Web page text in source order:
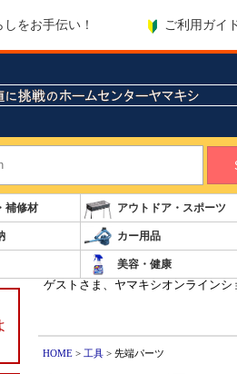
をお手伝い！ ご利用ガイ
補修材 アウトドア・スポーツ
カー用品
美容・健康
ゲストさま、ヤマキシオンラインシ
HOME > 工具 > 先端パーツ